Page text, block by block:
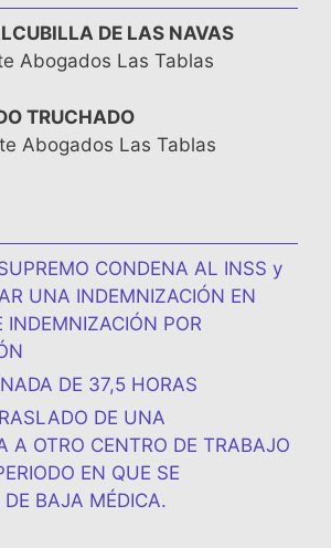
DE LAS NAVAS
Abogados Las Tablas
TRUCHADO
Abogados Las Tablas
CONDENA AL INSS y
UNA INDEMNIZACIÓN EN
INDEMNIZACIÓN POR
DE 37,5 HORAS
DE UNA
A OTRO CENTRO DE TRABAJO
EN QUE SE
BAJA MÉDICA.